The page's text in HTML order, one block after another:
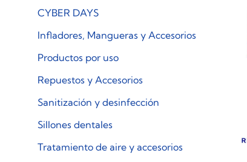
CYBER DAYS
Infladores, Mangueras y Accesorios
Productos por uso
Repuestos y Accesorios
Sanitización y desinfección
Sillones dentales
Tratamiento de aire y accesorios